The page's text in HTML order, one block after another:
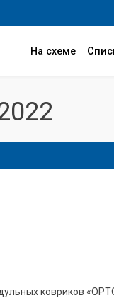
На схеме
ковриков